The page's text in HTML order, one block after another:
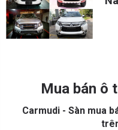
Mua bán ô
Carmudi - Sàn mua